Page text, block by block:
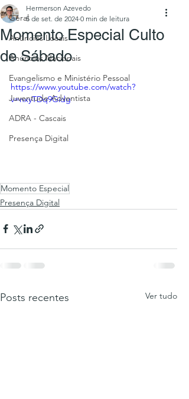
Geral
Anúncios Locais
Anúncios Nacionais
Evangelismo e Ministério Pessoal
Juventude Adventista
ADRA - Cascais
Presença Digital
Momento Especial Culto
de Sábado
Hermerson Azevedo
5 de set. de 2024 0 min de leitura
https://www.youtube.com/watch?
v=nxyTDq9Gidg
Momento Especial
Presença Digital
Posts recentes Ver tudo